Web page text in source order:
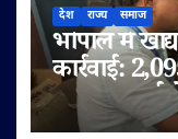
देश राज्य समाज
भोपाल में
कार्रवाई:
जब्त, सप्लाई